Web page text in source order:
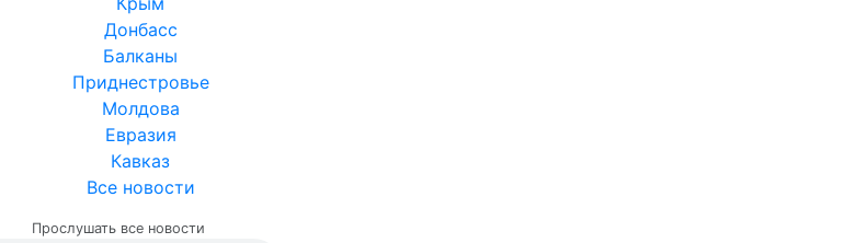
Донбасс
Балканы
Приднестровье
Молдова
Евразия
Кавказ
Все новости
Прослушать все новости